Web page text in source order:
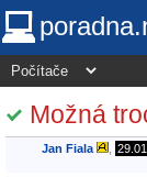
Možná
Jan Fiala